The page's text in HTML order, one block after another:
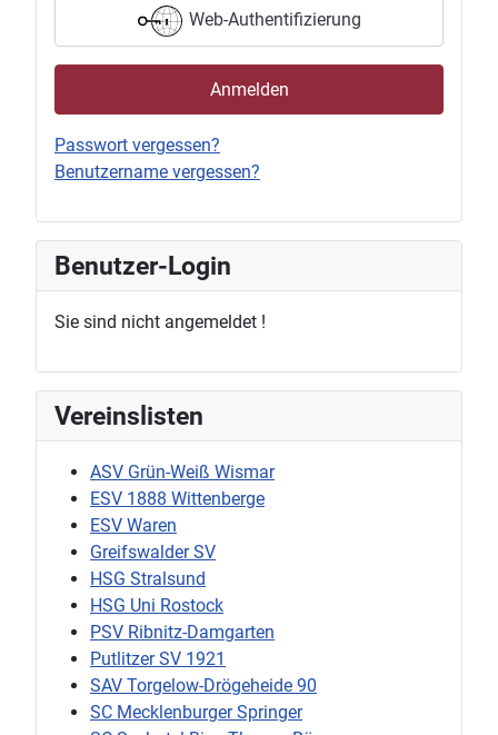
Web-Authentifizierung
Anmelden
Passwort vergessen?
Benutzername vergessen?
Benutzer-Login
Sie sind nicht angemeldet !
Vereinslisten
ASV Grün-Weiß Wismar
ESV 1888 Wittenberge
ESV Waren
Greifswalder SV
HSG Stralsund
HSG Uni Rostock
PSV Ribnitz-Damgarten
Putlitzer SV 1921
SAV Torgelow-Drögeheide 90
SC Mecklenburger Springer